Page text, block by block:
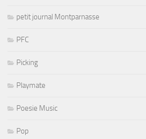
petit journal Montparnasse
PFC
Picking
Playmate
Poesie Music
Pop